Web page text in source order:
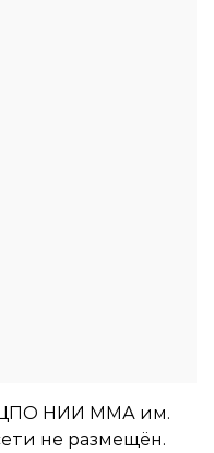
ЦПО НИИ ММА им.
не размещён.